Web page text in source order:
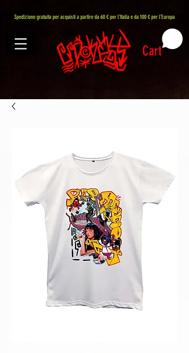
Spedizione gratuita per acquisti a partire da 60 € per l'Italia e da 100 € per l'Europa
Cart